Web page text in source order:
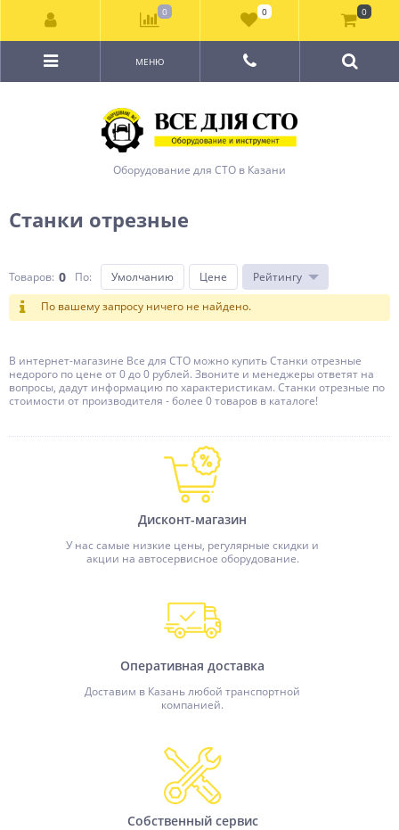
Оборудование для СТО в Казани
МЕНЮ
Станки отрезные
Товаров: 0 По: Умолчанию Цене
Рейтингу
По вашему запросу ничего не найдено.
В интернет-магазине Все для СТО можно купить Станки отрезные
недорого по цене от 0 до 0 рублей. Звоните и менеджеры ответят на
вопросы, дадут информацию по характеристикам. Станки отрезные по
стоимости от производителя - более 0 товаров в каталоге!
Дисконт-магазин
У нас самые низкие цены, регулярные скидки и
акции на автосервисное оборудование.
Оперативная доставка
Доставим в Казань любой транспортной
компанией.
Собственный сервис
0 0 0